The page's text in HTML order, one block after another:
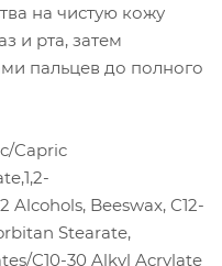
на чистую кожу
и рта, затем
пальцев до полного
Capric
Alcohols, Beeswax, C12-
Stearate,
C10-30 Alkyl Acrylate